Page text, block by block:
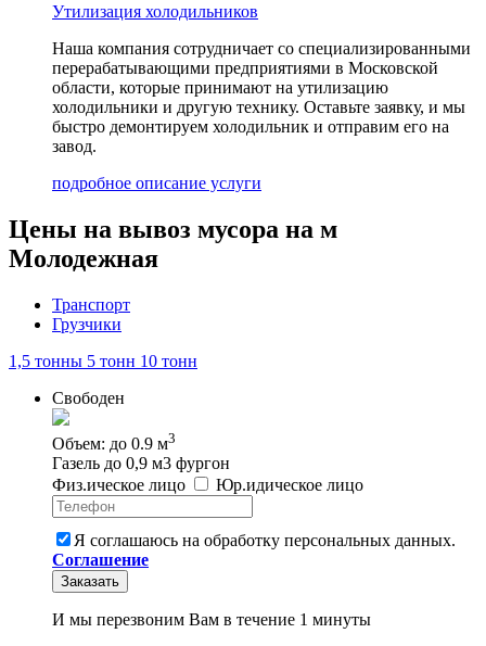
Утилизация холодильников
Наша компания сотрудничает со специализированными
перерабатывающими предприятиями в Московской
области, которые принимают на утилизацию
холодильники и другую технику. Оставьте заявку, и мы
быстро демонтируем холодильник и отправим его на
завод.
подробное описание услуги
Цены на вывоз мусора на м
Молодежная
Транспорт
Грузчики
1,5 тонны 5 тонн 10 тонн
Свободен
Объем: до 0.9 м3
Газель до 0,9 м3 фургон
Физ.ическое лицо Юр.идическое лицо
Я соглашаюсь на обработку персональных данных.
Соглашение
Заказать
И мы перезвоним Вам в течение 1 минуты